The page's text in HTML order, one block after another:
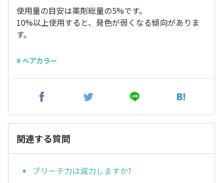
使用量の目安は薬剤総量の5%です。
10%以上使用すると、発色が弱くなる傾向がありま
す。
# ヘアカラー
関連する質問
ブリーチ力は減力しますか?